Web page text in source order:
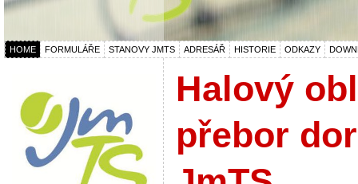
HOME FORMULÁŘE STANOVY JMTS ADRESÁŘ HISTORIE ODKAZY
Halový
přebor